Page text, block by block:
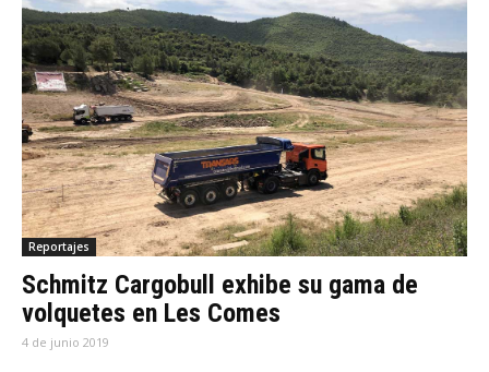
Reportajes
Schmitz Cargobull exhibe su gama de
volquetes en Les Comes
4 de junio 2019